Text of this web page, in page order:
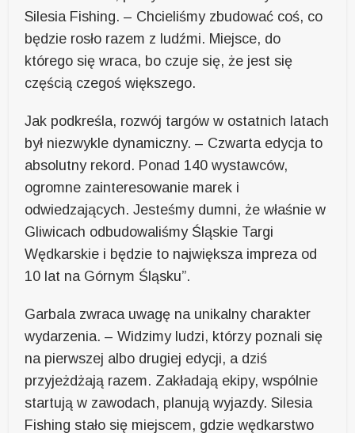
Silesia Fishing. – Chcieliśmy zbudować coś, co
będzie rosło razem z ludźmi. Miejsce, do
którego się wraca, bo czuje się, że jest się
częścią czegoś większego.
Jak podkreśla, rozwój targów w ostatnich latach
był niezwykle dynamiczny. – Czwarta edycja to
absolutny rekord. Ponad 140 wystawców,
ogromne zainteresowanie marek i
odwiedzających. Jesteśmy dumni, że właśnie w
Gliwicach odbudowaliśmy Śląskie Targi
Wędkarskie i będzie to największa impreza od
10 lat na Górnym Śląsku”.
Garbala zwraca uwagę na unikalny charakter
wydarzenia. – Widzimy ludzi, którzy poznali się
na pierwszej albo drugiej edycji, a dziś
przyjeżdżają razem. Zakładają ekipy, wspólnie
startują w zawodach, planują wyjazdy. Silesia
Fishing stało się miejscem, gdzie wędkarstwo